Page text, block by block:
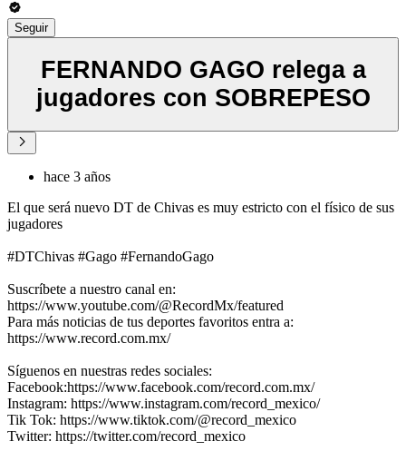
Seguir
FERNANDO GAGO relega a
jugadores con SOBREPESO
hace 3 años
El que será nuevo DT de Chivas es muy estricto con el físico de sus
jugadores
#DTChivas #Gago #FernandoGago
Suscríbete a nuestro canal en:
https://www.youtube.com/@RecordMx/featured
Para más noticias de tus deportes favoritos entra a:
https://www.record.com.mx/
Síguenos en nuestras redes sociales:
Facebook:https://www.facebook.com/record.com.mx/
Instagram: https://www.instagram.com/record_mexico/
Tik Tok: https://www.tiktok.com/@record_mexico
Twitter: https://twitter.com/record_mexico